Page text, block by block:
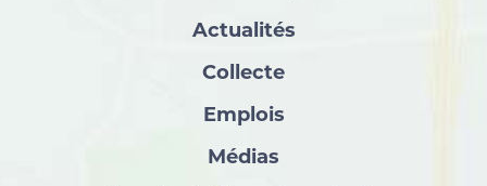
Actualités
Collecte
Emplois
Médias